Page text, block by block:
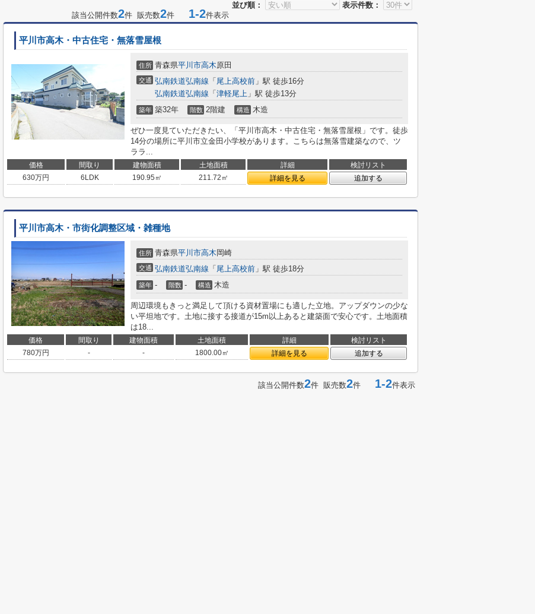
並び順：
表示件数：
該当公開件数2件 販売数2件 1-2件表示
平川市高木・中古住宅・無落雪屋根
住所 青森県平川市高木原田
交通 弘南鉄道弘南線 「 尾上高校前 」駅 徒歩16分
弘南鉄道弘南線 「 津軽尾上 」駅 徒歩13分
築年 築32年 階数 2階建 構造 木造
ぜひ一度見ていただきたい、「平川市高木・中古住宅・無落雪屋根」です。徒歩
14分の場所に平川市立金田小学校があります。こちらは無落雪建築なので、ツ
ララ...
価格 間取り 建物面積 土地面積 詳細
検討リスト
630万円 6LDK 190.95㎡ 211.72㎡ 詳細を見る 追加する
平川市高木・市街化調整区域・雑種地
住所 青森県平川市高木 岡崎
交通 弘南鉄道弘南線 「 尾上高校前 」駅 徒歩18分
築年 - 階数 - 構造 木造
周辺環境もきっと満足して頂ける資材置場にも適した立地。アップダウンの少な
い平坦地です。土地に接する接道が15m以上あると建築面で安心です。土地面積
は18...
価格 間取り 建物面積 土地面積 詳細
検討リスト
780万円 - - 1800.00㎡ 詳細を見る 追加する
該当公開件数2件 販売数2件 1-2件表示